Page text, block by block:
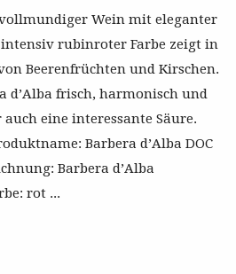
Wein mit eleganter
rubinroter Farbe zeigt in
Beerenfrüchten und Kirschen.
d’Alba frisch, harmonisch und
eine interessante Säure.
Barbera d’Alba DOC
Barbera d’Alba
rot ...